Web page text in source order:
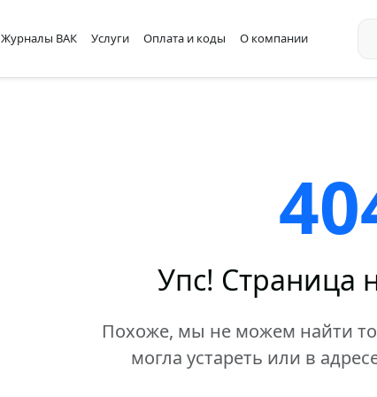
Журналы ВАК Услуги Оплата и коды О компании
Упс! Страница
Похоже, мы не можем найти
могла устареть или в